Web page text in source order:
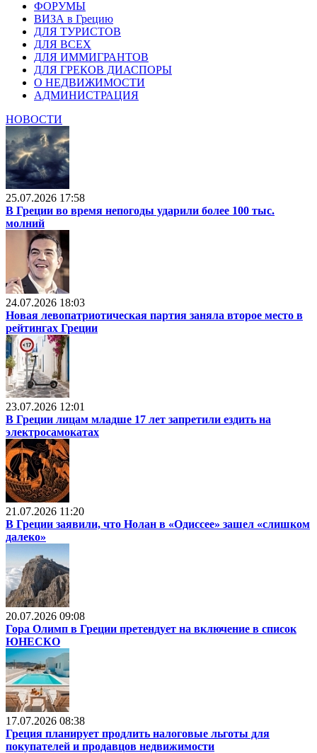
ФОРУМЫ
ВИЗА в Грецию
ДЛЯ ТУРИСТОВ
ДЛЯ ВСЕХ
ДЛЯ ИММИГРАНТОВ
ДЛЯ ГРЕКОВ ДИАСПОРЫ
О НЕДВИЖИМОСТИ
АДМИНИСТРАЦИЯ
НОВОСТИ
25.07.2026 17:58
В Греции во время непогоды ударили более 100 тыс.
молний
24.07.2026 18:03
Новая левопатриотическая партия заняла второе место в
рейтингах Греции
23.07.2026 12:01
В Греции лицам младше 17 лет запретили ездить на
электросамокатах
21.07.2026 11:20
В Греции заявили, что Нолан в «Одиссее» зашел «слишком
далеко»
20.07.2026 09:08
Гора Олимп в Греции претендует на включение в список
ЮНЕСКО
17.07.2026 08:38
Греция планирует продлить налоговые льготы для
покупателей и продавцов недвижимости